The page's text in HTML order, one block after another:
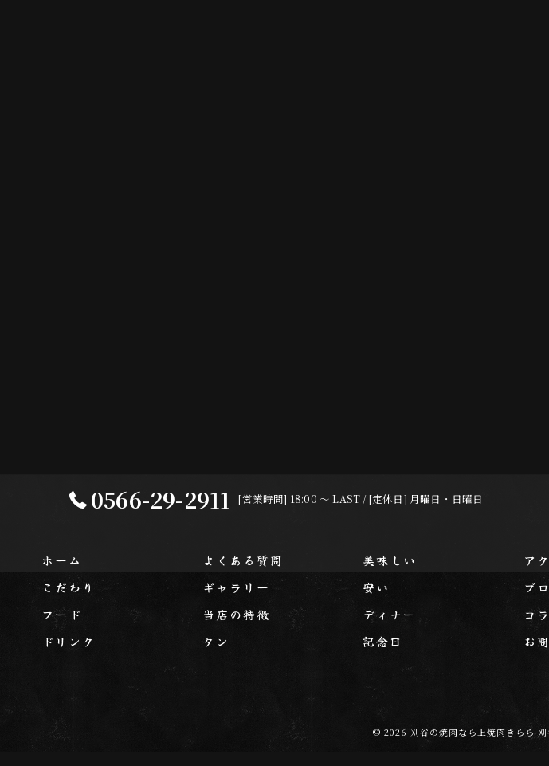
0566-29-2911 [営業時間] 18:00 〜 LAST / [定休日] 月曜日・日曜日
ホーム
こだわり
フード
ドリンク
よくある質問
ギャラリー
当店の特徴
タン
美味しい
安い
ディナー
記念日
ア
ブ
コ
お
© 2026 刈谷の焼肉なら上焼肉きらら